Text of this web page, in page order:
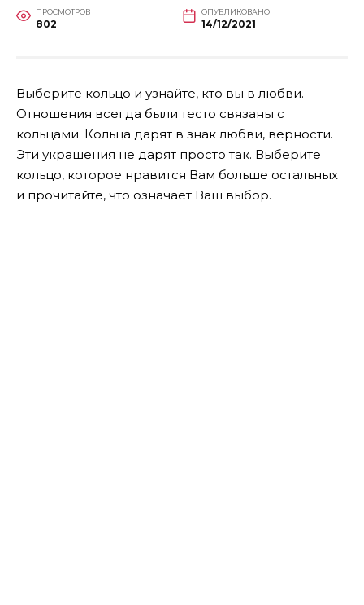
ПРОСМОТРОВ
802
ОПУБЛИКОВАНО
14/12/2021
Выберите кольцо и узнайте, кто вы в любви.
Отношения всегда были тесто связаны с
кольцами. Кольца дарят в знак любви, верности.
Эти украшения не дарят просто так. Выберите
кольцо, которое нравится Вам больше остальных
и прочитайте, что означает Ваш выбор.